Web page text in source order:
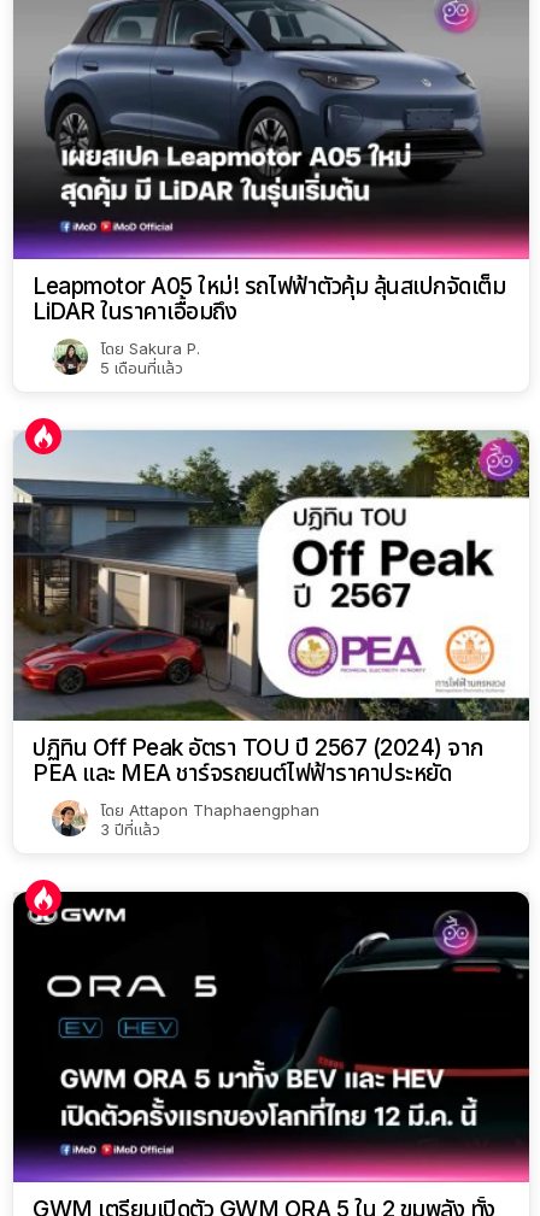
Leapmotor A05 ใหม่! รถไฟฟ้าตัวคุ้ม ลุ้นสเปกจัดเต็ม
LiDAR ในราคาเอื้อมถึง
โดย Sakura P.
5 เดือนที่แล้ว
ปฏิทิน Off Peak อัตรา TOU ปี 2567 (2024) จาก
PEA และ MEA ชาร์จรถยนต์ไฟฟ้าราคาประหยัด
โดย Attapon Thaphaengphan
3 ปีที่แล้ว
GWM เตรียมเปิดตัว GWM ORA 5 ใน 2 ขุมพลัง ทั้ง